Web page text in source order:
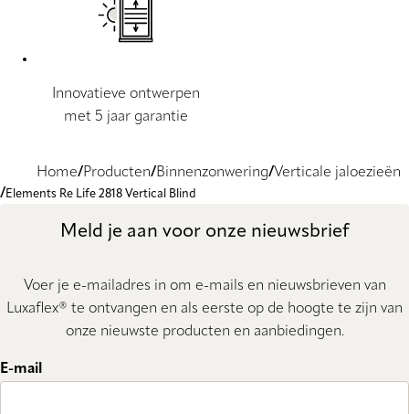
Innovatieve ontwerpen
met 5 jaar garantie
Home Producten Binnenzonwering Verticale jaloezieën
Elements Re Life 2818 Vertical Blind
Meld je aan voor onze nieuwsbrief
Voer je e-mailadres in om e-mails en nieuwsbrieven van
Luxaflex® te ontvangen en als eerste op de hoogte te zijn van
onze nieuwste producten en aanbiedingen.
E-mail